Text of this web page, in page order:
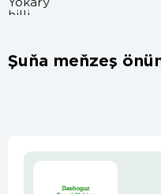
Şuňa meňzeş